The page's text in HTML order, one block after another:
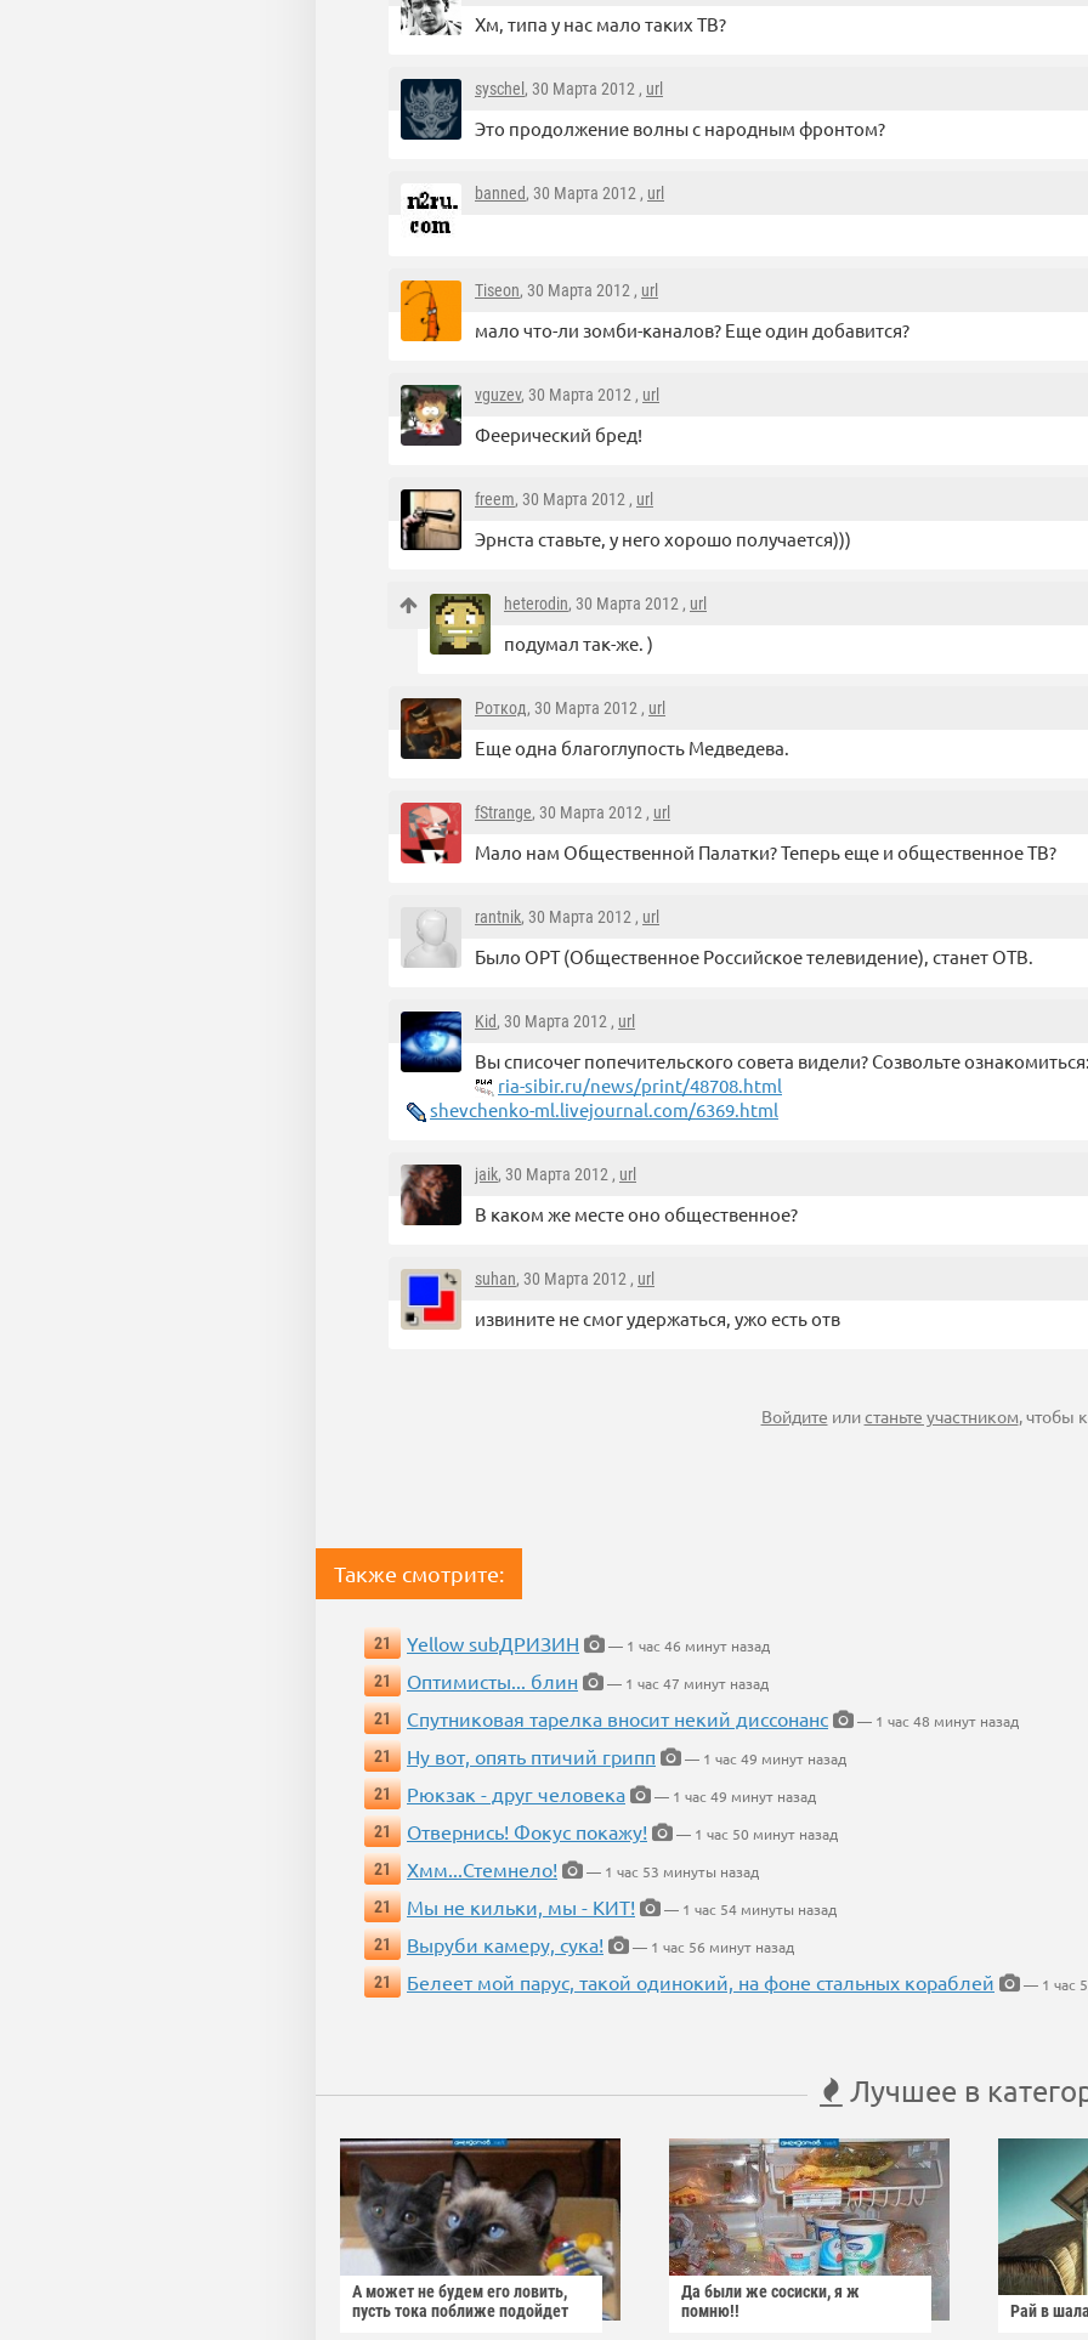
Хм, типа у нас мало таких ТВ?
syschel , 30 Марта 2012 , url
Это продолжение волны с народным фронтом?
banned, 30 Марта 2012 , url
Tiseon, 30 Марта 2012 , url
мало что-ли зомби-каналов? Еще один добавится?
vguzev, 30 Марта 2012 , url
Феерический бред!
freem, 30 Марта 2012 , url
Эрнста ставьте, у него хорошо получается)))
heterodin, 30 Марта 2012 , url
подумал так-же. )
Роткод, 30 Марта 2012 , url
Еще одна благоглупость Медведева.
fStrange, 30 Марта 2012 , url
Мало нам Общественной Палатки? Теперь еще и общественное ТВ?
rantnik, 30 Марта 2012 , url
Было ОРТ (Общественное Российское телевидение), станет ОТВ.
Kid, 30 Марта 2012 , url
Вы списочег попечительского совета видели? Созвольте ознакомиться:
ria-sibir.ru/news/print/48708.html
shevchenko-ml.livejournal.com/6369.html
jaik, 30 Марта 2012 , url
В каком же месте оно общественное?
suhan, 30 Марта 2012 , url
извините не смог удержаться, ужо есть отв
Войдите илистаньте участником, чтобы
Также смотрите:
21 Yellow subДРИЗИН
— 1 час 46 минут назад
21
Оптимисты... блин
— 1 час 47 минут назад
21
Спутниковая тарелка вносит некий диссонанс
— 1 час 48 минут назад
21
Ну вот, опять птичий грипп
— 1 час 49 минут назад
21
Рюкзак - друг человека
— 1 час 49 минут назад
21
Отвернись! Фокус покажу!
— 1 час 50 минут назад
21
Хмм...Стемнело!
— 1 час 53 минуты назад
21
Мы не кильки, мы - КИТ!
— 1 час 54 минуты назад
21
Выруби камеру, сука!
— 1 час 56 минут назад
21
Белеет мой парус, такой одинокий, на фоне стальных кораблей — 1 час
Лучшее в
А может не будем его ловить,
пусть тока поближе подойдет
Да были же сосиски, я ж
помню!!
Рай в